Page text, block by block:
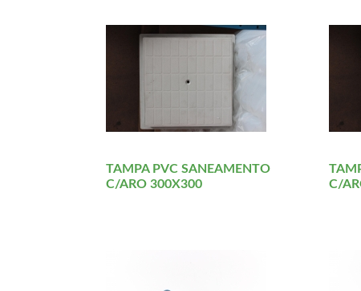
TAMPA PVC SANEAMENTO
C/ARO 300X300
C/